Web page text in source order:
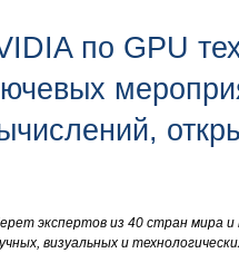
по GPU
экспертов из 40 стран мира
визуальных и